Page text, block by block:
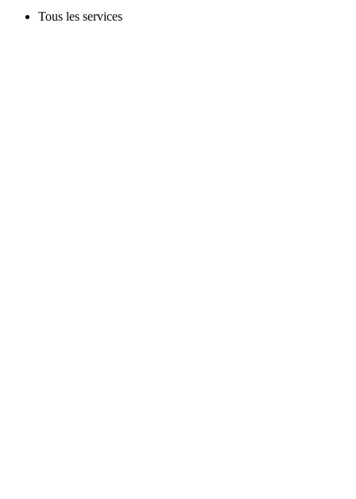
Tous les services